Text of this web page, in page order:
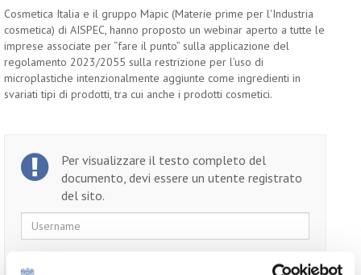
Cosmetica Italia e il gruppo Mapic (Materie prime per l'Industria
cosmetica) di AISPEC, hanno proposto un webinar aperto a tutte le
imprese associate per “fare il punto” sulla applicazione del
regolamento 2023/2055 sulla restrizione per l’uso di
microplastiche intenzionalmente aggiunte come ingredienti in
svariati tipi di prodotti, tra cui anche i prodotti cosmetici.
Per visualizzare il testo completo del
documento, devi essere un utente registrato
del sito.
Username